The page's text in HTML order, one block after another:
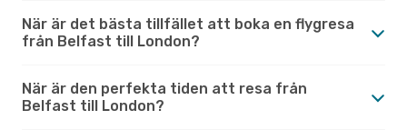
När är det bästa tillfället att boka en flygresa
från Belfast till London?
När är den perfekta tiden att resa från
Belfast till London?